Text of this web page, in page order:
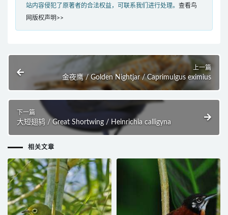
站内容侵犯了原著者的合法权益，可联系我们进行处理。 查看鸟
网版权声明>>
上一篇
金夜鹰 / Golden Nightjar / Caprimulgus eximius
下一篇
大短翅鸫 / Great Shortwing / Heinrichia calligyna
相关文章